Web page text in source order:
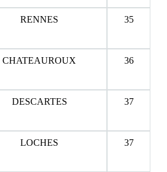
RENNES 35
CHATEAUROUX 36
DESCARTES 37
LOCHES 37